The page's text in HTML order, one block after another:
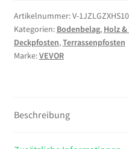
Kabel-
Treppengeländerpfosten
mit
30°
Edelstahl,
Artikelnummer:V-
Kategorien: Bodenbelag, Holz
Deckpfosten,Terrassenpfosten
Marke:VEVOR
Beschreibung